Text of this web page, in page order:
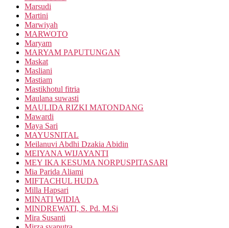
Marsudi
Martini
Marwiyah
MARWOTO
Maryam
MARYAM PAPUTUNGAN
Maskat
Masliani
Mastiam
Mastikhotul fitria
Maulana suwasti
MAULIDA RIZKI MATONDANG
Mawardi
Maya Sari
MAYUSNITAL
Meilanuvi Abdhi Dzakia Abidin
MEIYANA WIJAYANTI
MEY IKA KESUMA NORPUSPITASARI
Mia Parida Aliami
MIFTACHUL HUDA
Milla Hapsari
MINATI WIDIA
MINDREWATI, S. Pd. M.Si
Mira Susanti